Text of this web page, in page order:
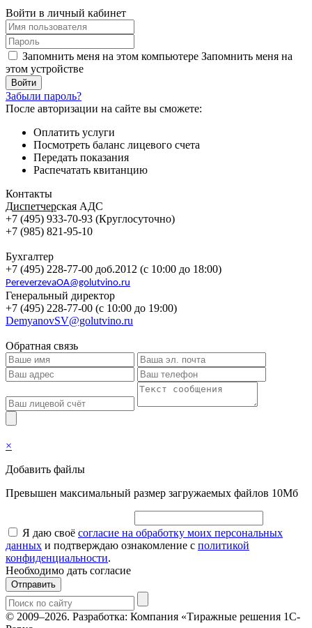
Войти в личный кабинет
Запомнить меня на этом компьютере Запомнить меня на
этом устройстве
Забыли пароль?
После авторизации на сайте вы сможете:
Оплатить услуги
Посмотреть баланс лицевого счета
Передать показания
Распечатать квитанцию
Контакты
Диспетчерская АДС
+7 (495) 933-70-93 (Круглосуточно)
+7 (985) 821-95-10
Бухгалтер
+7 (495) 228-77-00 доб.2012 (с 10:00 до 18:00)
PereverzevaOA@golutvino.ru
Генеральный директор
+7 (495) 228-77-00 (с 10:00 до 19:00)
DemyanovSV@golutvino.ru
Обратная связь
×
Добавить файлы
Превышен максимальный размер загружаемых файлов 10Мб
Я даю своё согласие на обработку моих персональных
данных и подтверждаю ознакомление с политикой
конфиденциальности.
Необходимо дать согласие
Отправить
© 2009–2026. Разработка: Компания «Тиражные решения 1С-